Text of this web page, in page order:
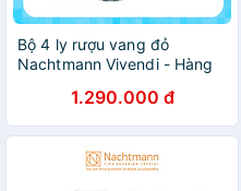
Bộ 4 ly rượu vang đỏ
Nachtmann Vivendi - Hàng
1.290.000 đ